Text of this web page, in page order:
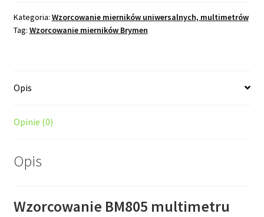
Kategoria: Wzorcowanie mierników uniwersalnych, multimetrów
Tag: Wzorcowanie mierników Brymen
Opis
Opinie (0)
Opis
Wzorcowanie BM805 multimetru